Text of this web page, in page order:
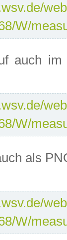
W/
auch
W/
als
W/